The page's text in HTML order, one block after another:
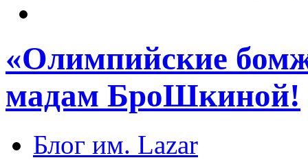
«Олимпийские
мадам БроШкиной!
Блог им. Lazar